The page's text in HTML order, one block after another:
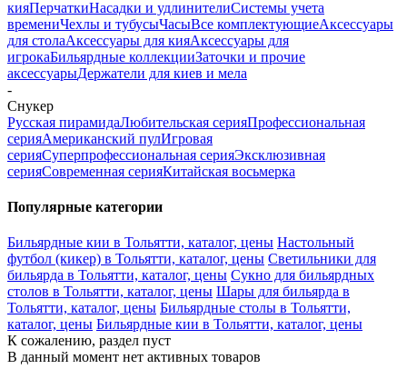
кияПерчаткиНасадки и удлинителиСистемы учета
времениЧехлы и тубусыЧасыВсе комплектующиеАксессуары
для столаАксессуары для кияАксессуары для
игрокаБильярдные коллекцииЗаточки и прочие
аксессуарыДержатели для киев и мела
-
Снукер
Русская пирамидаЛюбительская серияПрофессиональная
серияАмериканский пулИгровая
серияСуперпрофессиональная серияЭксклюзивная
серияСовременная серияКитайская восьмерка
Популярные категории
Бильярдные кии в Тольятти, каталог, цены Настольный
футбол (кикер) в Тольятти, каталог, цены Светильники для
бильярда в Тольятти, каталог, цены Сукно для бильярдных
столов в Тольятти, каталог, цены Шары для бильярда в
Тольятти, каталог, цены Бильярдные столы в Тольятти,
каталог, цены Бильярдные кии в Тольятти, каталог, цены
К сожалению, раздел пуст
В данный момент нет активных товаров